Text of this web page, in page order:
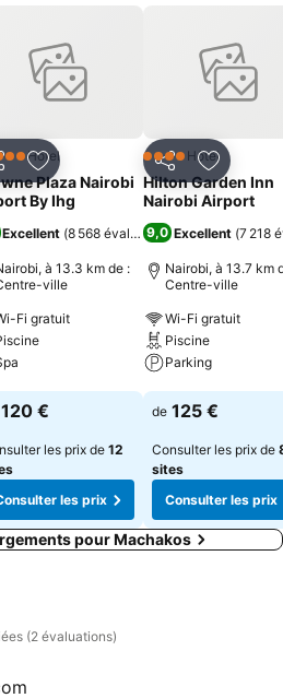
Ajouter à mes favoris
Hôtel
Plaza Nairobi
By Ihg
Excellent (8 568 évaluations)
à 13.3 km de :
ville
Fi gratuit
les prix
120 €
les prix de 12
les prix
PartagerAjouter
4 ÉtoilesHôtel
Hilton Garden Inn
Nairobi Airport
9,0 Excellent (7 218
Nairobi, à 13.7 km
Centre-ville
Wi-Fi gratuit
Piscine
Parking
Consulter les
de 125 €
Consulter les prix de
sites
Consulter les prix
pour Machakos
(2 évaluations)